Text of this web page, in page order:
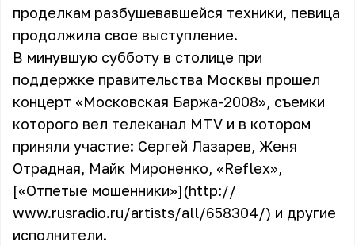
проделкам разбушевавшейся техники, певица
продолжила свое выступление.
В минувшую субботу в столице при
поддержке правительства Москвы прошел
концерт «Московская Баржа-2008», съемки
которого вел телеканал MTV и в котором
приняли участие: Сергей Лазарев, Женя
Отрадная, Майк Мироненко, «Reflex»,
[«Отпетые мошенники»](http://
www.rusradio.ru/artists/all/658304/) и другие
исполнители.